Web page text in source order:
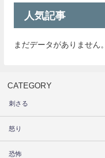
人気記事
まだデータがありません。
CATEGORY
刺さる
怒り
恐怖